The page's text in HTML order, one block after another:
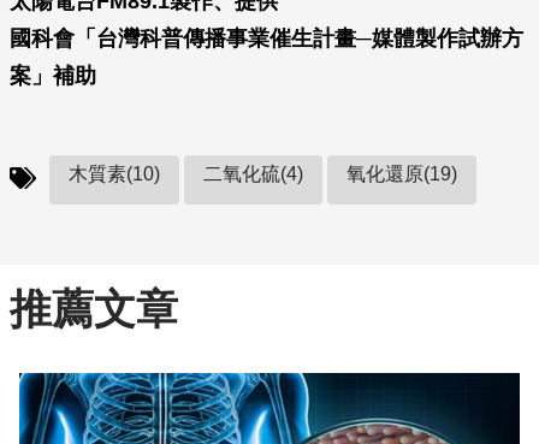
國科會「台灣科普傳播事業催生計畫─媒體製作試辦方
案」補助
木質素(10) 二氧化硫(4) 氧化還原(19)
推薦文章